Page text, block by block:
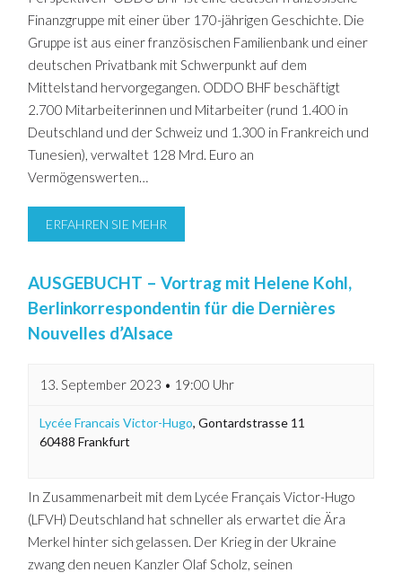
Finanzgruppe mit einer über 170-jährigen Geschichte. Die
Gruppe ist aus einer französischen Familienbank und einer
deutschen Privatbank mit Schwerpunkt auf dem
Mittelstand hervorgegangen. ODDO BHF beschäftigt
2.700 Mitarbeiterinnen und Mitarbeiter (rund 1.400 in
Deutschland und der Schweiz und 1.300 in Frankreich und
Tunesien), verwaltet 128 Mrd. Euro an
Vermögenswerten…
ERFAHREN SIE MEHR
AUSGEBUCHT – Vortrag mit Helene Kohl,
Berlinkorrespondentin für die Dernières
Nouvelles d’Alsace
13. September 2023 • 19:00 Uhr
Lycée Francais Victor-Hugo,Gontardstrasse 11
60488 Frankfurt
In Zusammenarbeit mit dem Lycée Français Victor-Hugo
(LFVH) Deutschland hat schneller als erwartet die Ära
Merkel hinter sich gelassen. Der Krieg in der Ukraine
zwang den neuen Kanzler Olaf Scholz, seinen